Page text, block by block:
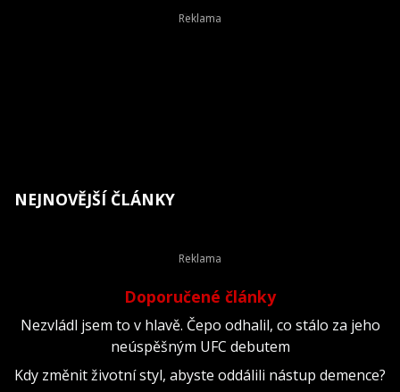
NEJNOVĚJŠÍ ČLÁNKY
Doporučené články
Nezvládl jsem to v hlavě. Čepo odhalil, co stálo za jeho
neúspěšným UFC debutem
Kdy změnit životní styl, abyste oddálili nástup demence?